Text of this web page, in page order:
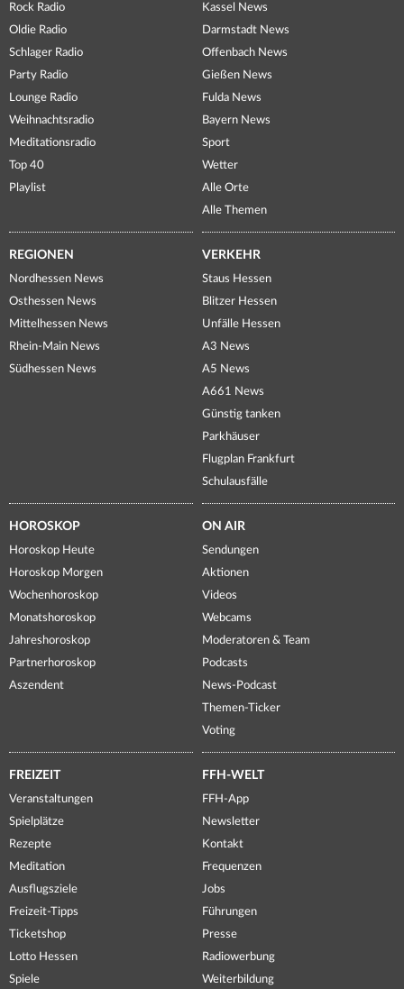
Rock Radio
Oldie Radio
Schlager Radio
Party Radio
Lounge Radio
Weihnachtsradio
Meditationsradio
Top 40
Playlist
Kassel News
Darmstadt News
Offenbach News
Gießen News
Fulda News
Bayern News
Sport
Wetter
Alle Orte
Alle Themen
REGIONEN
Nordhessen News
Osthessen News
Mittelhessen News
Rhein-Main News
Südhessen News
VERKEHR
Staus Hessen
Blitzer Hessen
Unfälle Hessen
A3 News
A5 News
A661 News
Günstig tanken
Parkhäuser
Flugplan Frankfurt
Schulausfälle
HOROSKOP
Horoskop Heute
Horoskop Morgen
Wochenhoroskop
Monatshoroskop
Jahreshoroskop
Partnerhoroskop
Aszendent
ON AIR
Sendungen
Aktionen
Videos
Webcams
Moderatoren & Team
Podcasts
News-Podcast
Themen-Ticker
Voting
FREIZEIT
Veranstaltungen
Spielplätze
Rezepte
Meditation
Ausflugsziele
Freizeit-Tipps
Ticketshop
Lotto Hessen
Spiele
FFH-WELT
FFH-App
Newsletter
Kontakt
Frequenzen
Jobs
Führungen
Presse
Radiowerbung
Weiterbildung